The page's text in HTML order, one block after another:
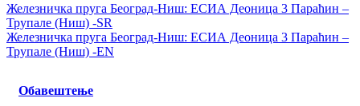
Железничка пруга Београд-Ниш: ЕСИА Деоница 3 Параћин –
Трупале (Ниш) -SR
Железничка пруга Београд-Ниш: ЕСИА Деоница 3 Параћин –
Трупале (Ниш) -EN
Обавештење